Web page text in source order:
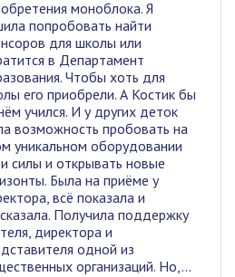
моноблока. Я
попробовать найти
для школы или
в Департамент
Чтобы хоть для
его приобрели. А Костик бы
учился. И у других деток
возможность пробовать на
уникальном оборудовании
силы и открывать новые
Была на приёме у
всё показала и
Получила поддержку
директора и
одной из
организаций. Но,...